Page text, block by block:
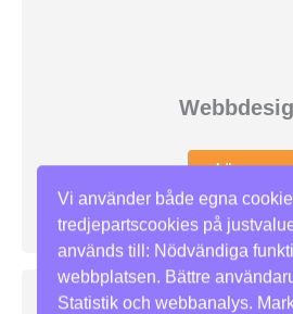
Vi använder både egna
tredjepartscookies på
används till: Nödvändiga
webbplatsen. Bättre
Statistik och webbanalys.
Läs mer